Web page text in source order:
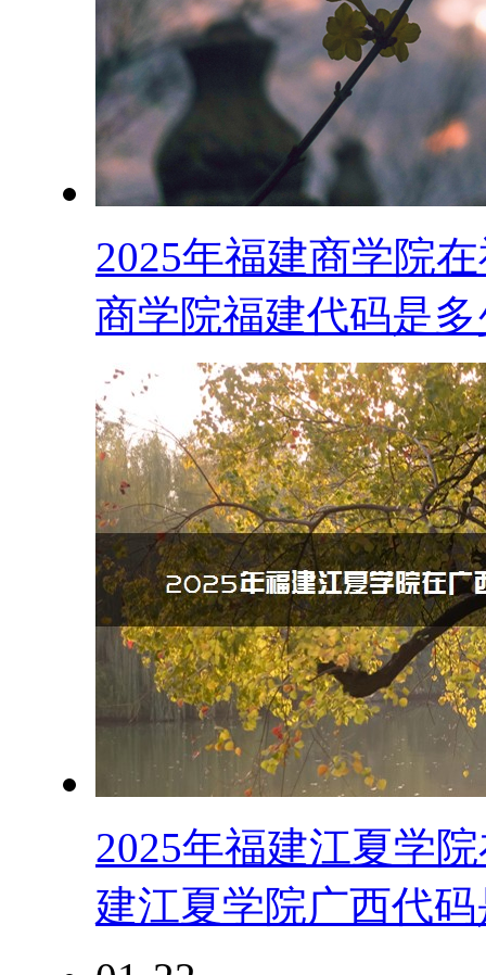
2025年福建商学院
商学院福建代码是
2025年福建江夏学
建江夏学院广西代